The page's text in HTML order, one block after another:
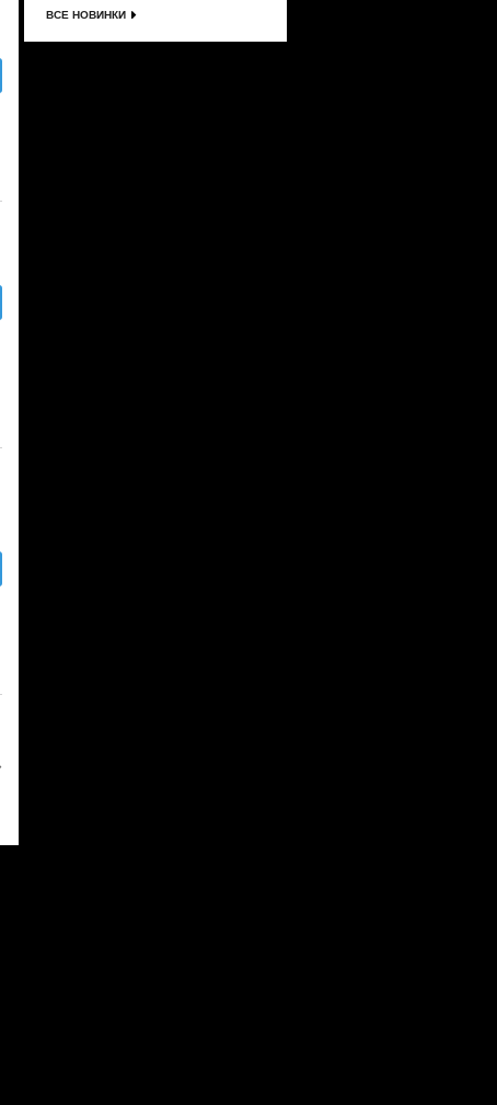
ВСЕ НОВИНКИ